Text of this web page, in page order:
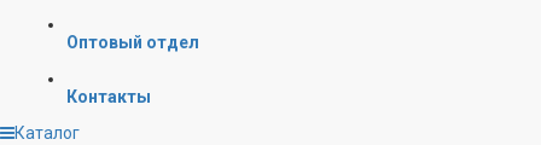
Оптовый отдел
Контакты
Каталог